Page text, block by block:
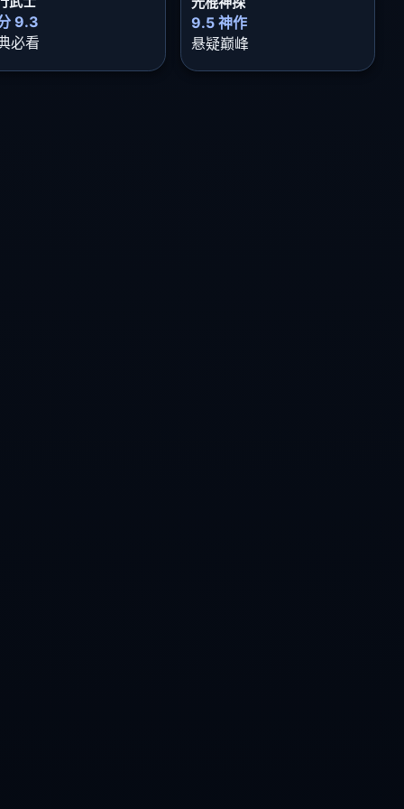
9.3
必看
9.5 神作
悬疑巅峰